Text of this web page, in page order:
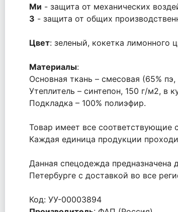
Ми - защита от механических
З - защита от общих
Цвет: зеленый, кокетка лимонного
Материалы:
Основная ткань – смесовая (65%
Утеплитель – синтепон, 150 г/м2, в
Подкладка – 100% полиэфир.
Товар имеет все соответствующие
Каждая единица продукции
Данная спецодежда
Петербурге с доставкой во все
Код: УУ-00003894